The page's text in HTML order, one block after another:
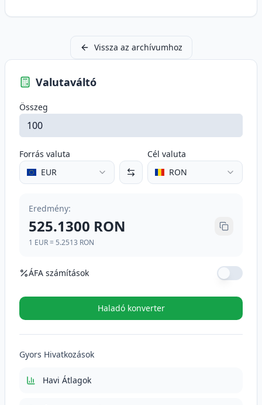
Valutaváltó
Összeg
Forrás valuta
EUR
Cél valuta
RON
Eredmény:
525.1300 RON
1 EUR= 5.2513 RON
ÁFA számítások
ÁFA kulcs (%)
ÁFA (21%)
Total cu TVA
Haladó konverter
Gyors Hivatkozások
Havi Átlagok
Vissza az archívumhoz